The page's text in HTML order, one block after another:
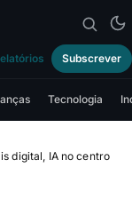
Subscrever
Tecnologia
digital, IA no centro